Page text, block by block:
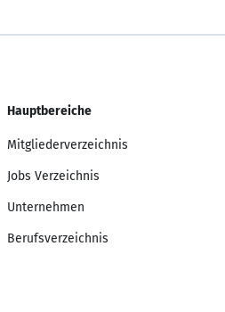
Hauptbereiche
Mitgliederverzeichnis
Jobs Verzeichnis
Unternehmen
Berufsverzeichnis